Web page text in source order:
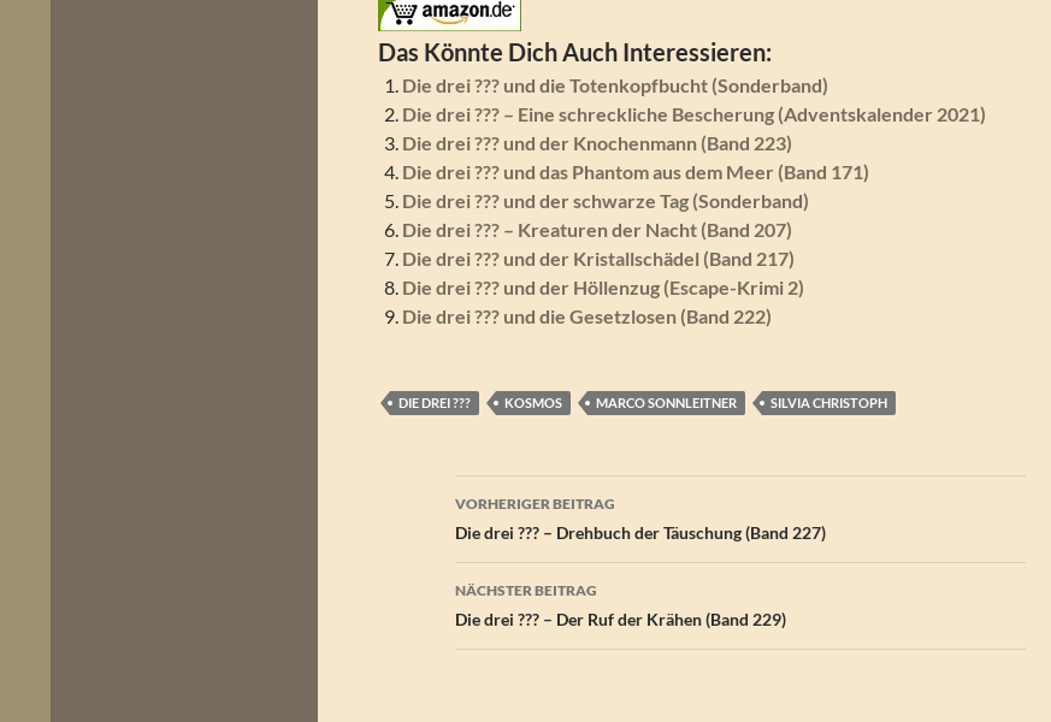
Das Könnte Dich Auch Interessieren:
Die drei ??? und die Totenkopfbucht (Sonderband)
Die drei ??? – Eine schreckliche Bescherung (Adventskalender 2021)
Die drei ??? und der Knochenmann (Band 223)
Die drei ??? und das Phantom aus dem Meer (Band 171)
Die drei ??? und der schwarze Tag (Sonderband)
Die drei ??? – Kreaturen der Nacht (Band 207)
Die drei ??? und der Kristallschädel (Band 217)
Die drei ??? und der Höllenzug (Escape-Krimi 2)
Die drei ??? und die Gesetzlosen (Band 222)
DIE DREI ??? KOSMOS MARCO SONNLEITNER SILVIA CHRISTOPH
Beitragsnavigation
VORHERIGER BEITRAG
Die drei ??? – Drehbuch der Täuschung (Band 227)
NÄCHSTER BEITRAG
Die drei ??? – Der Ruf der Krähen (Band 229)